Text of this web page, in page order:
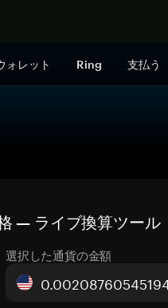
ォレット Ring 支払う
— ライブ換算ツール
選択した通貨の金額